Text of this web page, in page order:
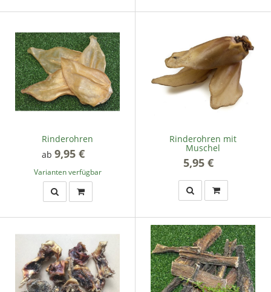
Rinderohren
ab 9,95 €
Varianten verfügbar
Rinderohren mit
Muschel
5,95 €